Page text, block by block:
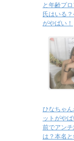
と年齢プ
氏はいる
がやばい！
ひなちゃ
ットがや
前でアンチ
は？本名